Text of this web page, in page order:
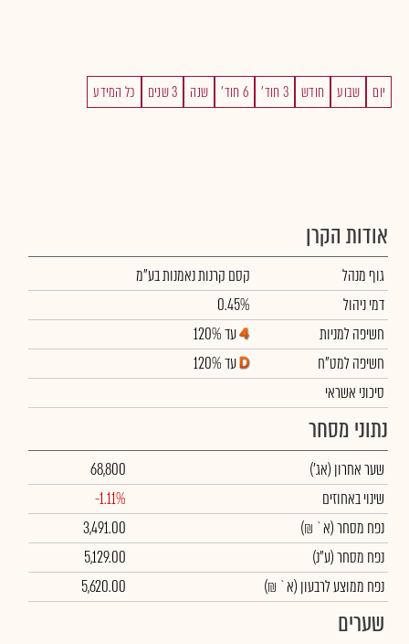
יום שבוע חודש 3 חוד' 6 חוד' שנה 3 שנים כל המידע
אודות הקרן
גוף מנהל
קסם קרנות נאמנות בע"מ
דמי ניהול
0.45%
חשיפה למניות
עד 120%
חשיפה למט"ח
עד 120%
סיכוני אשראי
נתוני מסחר
שער אחרון (אג')
68,800
שינוי באחוזים
-1.11%
נפח מסחר(א` ₪)
3,491.00
נפח מסחר(ע"נ)
5,129.00
נפח ממוצע לרבעון (א` ₪)
5,620.00
שערים